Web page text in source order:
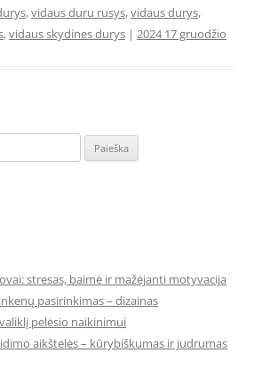
,vidaus duru rusys,vidaus durys,
,vidaus skydines durys | 2024 17 gruodžio
stresas, baimė ir mažėjanti motyvacija
pasirinkimas – dizainas
pelėsio naikinimui
aikštelės – kūrybiškumas ir judrumas